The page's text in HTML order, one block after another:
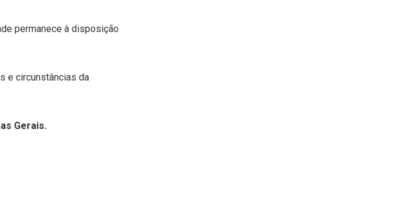
permanece à disposição
e circunstâncias da
Gerais.